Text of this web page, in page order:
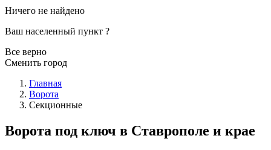
Ничего не найдено
Ваш населенный пункт ?
Все верно
Сменить город
Главная
Ворота
Секционные
Ворота под ключ в Ставрополе и крае